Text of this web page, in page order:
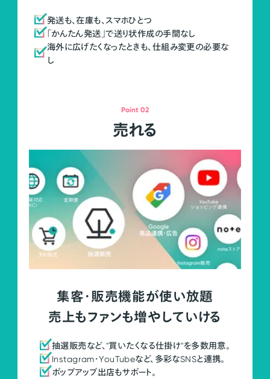
発送も、在庫も、スマホひとつ
「かんたん発送」で送り状作成の手間なし
海外に広げたくなったときも、仕組み変更の必要な
し
Point 02
売れる
集客・販売機能が使い放題
売上もファンも増やしていける
抽選販売など、"買いたくなる仕掛け"を多数用意。
Instagram・YouTubeなど、多彩なSNSと連携。
ポップアップ出店もサポート。